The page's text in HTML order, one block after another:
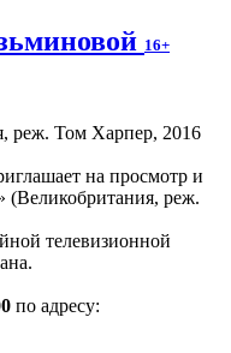
16+
на просмотр и
реж.
телевизионной
по адресу: